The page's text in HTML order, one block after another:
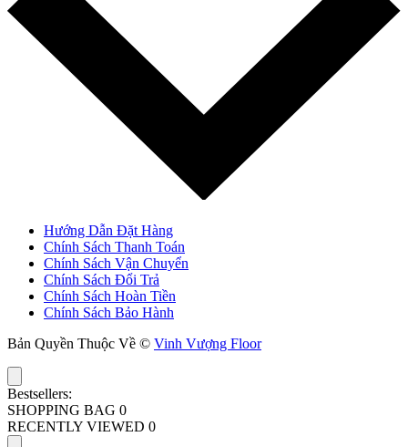
Hướng Dẫn Đặt Hàng
Chính Sách Thanh Toán
Chính Sách Vận Chuyển
Chính Sách Đổi Trả
Chính Sách Hoàn Tiền
Chính Sách Bảo Hành
Bản Quyền Thuộc Về © Vinh Vượng Floor
Bestsellers:
SHOPPING BAG 0
RECENTLY VIEWED 0